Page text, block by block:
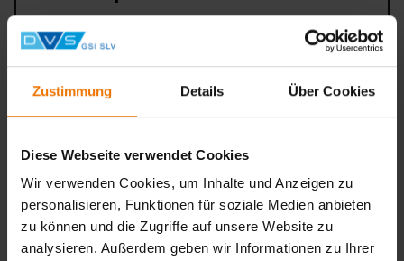
Zustimmung Details Über Cookies
Diese Webseite verwendet Cookies
Wir verwenden Cookies, um Inhalte und Anzeigen zu
personalisieren, Funktionen für soziale Medien anbieten
zu können und die Zugriffe auf unsere Website zu
analysieren. Außerdem geben wir Informationen zu Ihrer
01.12.2026 – 02.12.2026
1.108,00 €
Schraubpraktiker
Stahlbau
Anfragen